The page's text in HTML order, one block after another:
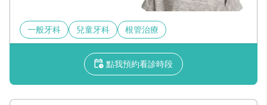
一般牙科 兒童牙科 根管治療
點我預約看診時段